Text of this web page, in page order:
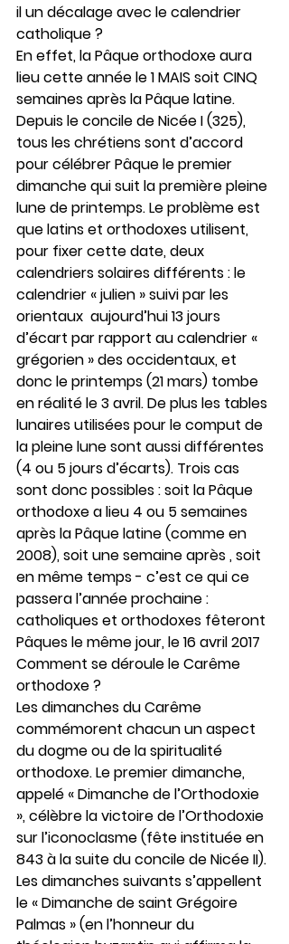
il un décalage avec le calendrier
catholique ?
En effet, la Pâque orthodoxe aura
lieu cette année le 1 MAIS soit CINQ
semaines après la Pâque latine.
Depuis le concile de Nicée I (325),
tous les chrétiens sont d’accord
pour célébrer Pâque le premier
dimanche qui suit la première pleine
lune de printemps. Le problème est
que latins et orthodoxes utilisent,
pour fixer cette date, deux
calendriers solaires différents : le
calendrier « julien » suivi par les
orientaux  aujourd’hui 13 jours
d’écart par rapport au calendrier «
grégorien » des occidentaux, et
donc le printemps (21 mars) tombe
en réalité le 3 avril. De plus les tables
lunaires utilisées pour le comput de
la pleine lune sont aussi différentes
(4 ou 5 jours d’écarts). Trois cas
sont donc possibles : soit la Pâque
orthodoxe a lieu 4 ou 5 semaines
après la Pâque latine (comme en
2008), soit une semaine après , soit
en même temps - c’est ce qui ce
passera l’année prochaine :
catholiques et orthodoxes fêteront
Pâques le même jour, le 16 avril 2017
Comment se déroule le Carême
orthodoxe ?
Les dimanches du Carême
commémorent chacun un aspect
du dogme ou de la spiritualité
orthodoxe. Le premier dimanche,
appelé « Dimanche de l’Orthodoxie
», célèbre la victoire de l’Orthodoxie
sur l’iconoclasme (fête instituée en
843 à la suite du concile de Nicée II).
Les dimanches suivants s’appellent
le « Dimanche de saint Grégoire
Palmas » (en l’honneur du